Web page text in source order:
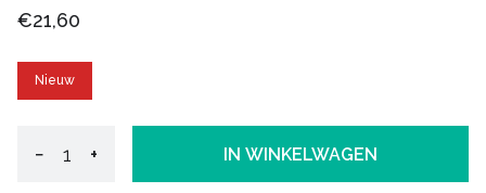
€21,60
Nieuw
− + IN WINKELWAGEN